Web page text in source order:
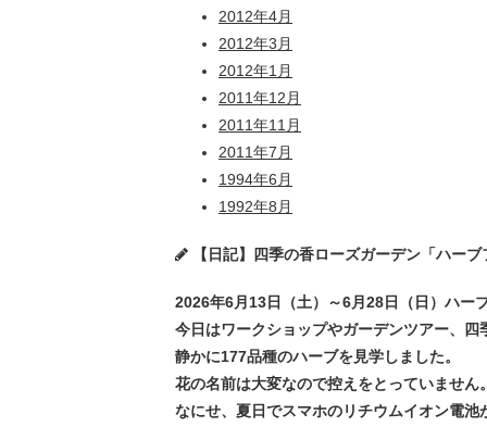
2012年4月
2012年3月
2012年1月
2011年12月
2011年11月
2011年7月
1994年6月
1992年8月
【日記】四季の香ローズガーデン「ハー
2026年6月13日（土）～6月28日（日）ハー
今日はワークショップやガーデンツアー、
静かに177品種のハーブを見学しました。
花の名前は大変なので控えをとっていません
なにせ、夏日でスマホのリチウムイオン電